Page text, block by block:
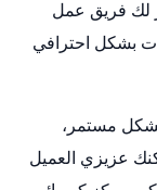
لك فريق عمل
بشكل احترافي
بشكل مستمر،
عزيزي العميل